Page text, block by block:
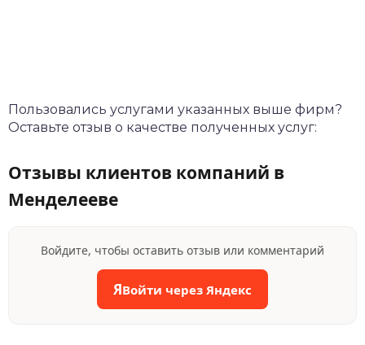
Пользовались услугами указанных выше фирм?
Оставьте отзыв о качестве полученных услуг:
Отзывы клиентов компаний в
Менделееве
Войдите, чтобы оставить отзыв или комментарий
ЯВойти через Яндекс